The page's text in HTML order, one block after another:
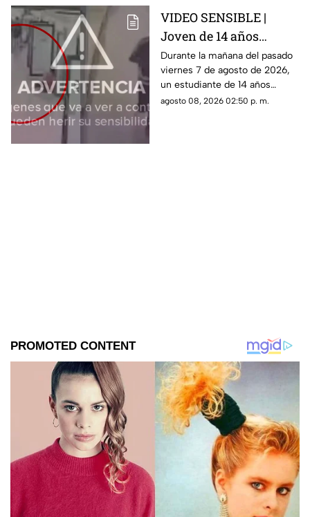
VIDEO SENSIBLE |
Joven de 14 años
realiza un tiroteo
dentro de una escuela;
Reportan nueve
fallecidos, entre ellos
Durante la mañana del pasado
viernes 7 de agosto de 2026,
un estudiante de 14 años
realizó un tirpteo dentro de
agosto 08, 2026 02:50 p. m.